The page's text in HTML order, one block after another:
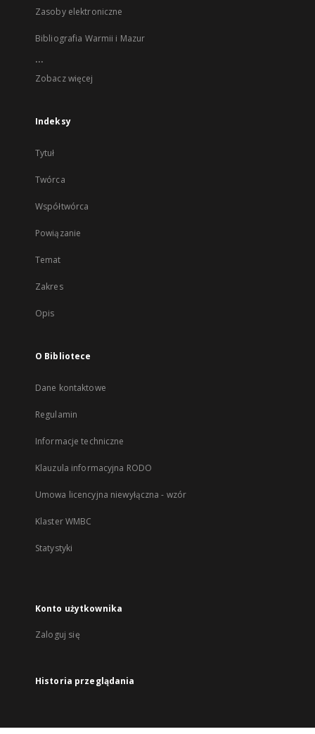
Zasoby elektroniczne
Bibliografia Warmii i Mazur
...
Zobacz więcej
Indeksy
Tytuł
Twórca
Współtwórca
Powiązanie
Temat
Zakres
Opis
O Bibliotece
Dane kontaktowe
Regulamin
Informacje techniczne
Klauzula informacyjna RODO
Umowa licencyjna niewyłączna - wzór
Klaster WMBC
Statystyki
Konto użytkownika
Zaloguj się
Historia przeglądania